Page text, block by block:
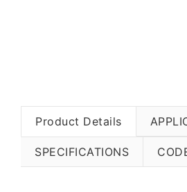
Product Details
SPECIFICATIONS